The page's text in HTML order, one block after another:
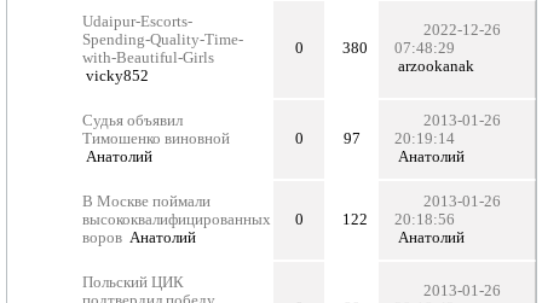
Udaipur-Escorts-
Spending-Quality-Time-
with-Beautiful-Girls
vicky852
0 380
2022-12-26
07:48:29
arzookanak
Судья объявил
Тимошенко виновной
Анатолий
0 97
2013-01-26
20:19:14
Анатолий
В Москве поймали
высококвалифицированных
воров Анатолий
0 122
2013-01-26
20:18:56
Анатолий
Польский ЦИК
2013-01-26